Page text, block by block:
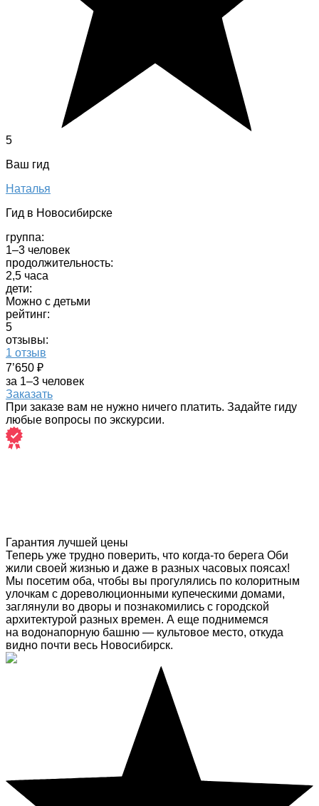
5
Ваш гид
Наталья
Гид в Новосибирске
группа:
1–3 человек
продолжительность:
2,5 часа
дети:
Можно с детьми
рейтинг:
5
отзывы:
1 отзыв
7’650 ₽
за 1–3 человек
Заказать
При заказе вам не нужно ничего платить. Задайте гиду
любые вопросы по экскурсии.
Гарантия лучшей цены
Теперь уже трудно поверить, что когда-то берега Оби
жили своей жизнью и даже в разных часовых поясах!
Мы посетим оба, чтобы вы прогулялись по колоритным
улочкам с дореволюционными купеческими домами,
заглянули во дворы и познакомились с городской
архитектурой разных времен. А еще поднимемся
на водонапорную башню — культовое место, откуда
видно почти весь Новосибирск.